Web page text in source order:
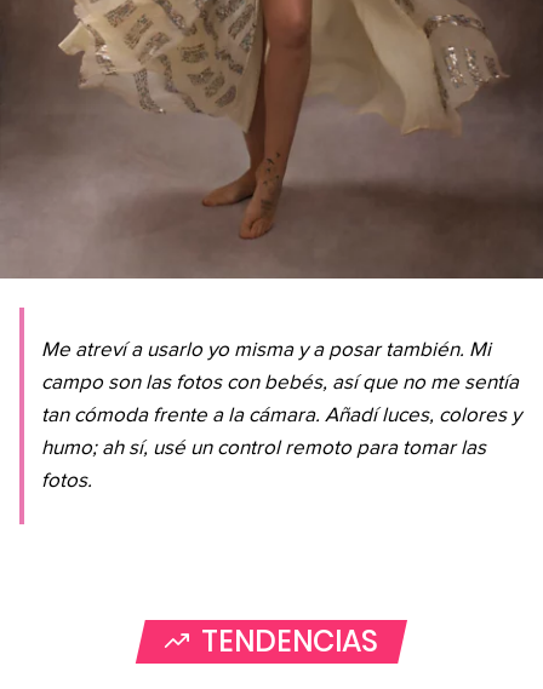
Me atreví a usarlo yo misma y a posar también. Mi
campo son las fotos con bebés, así que no me sentía
tan cómoda frente a la cámara. Añadí luces, colores y
humo; ah sí, usé un control remoto para tomar las
fotos.
TENDENCIAS